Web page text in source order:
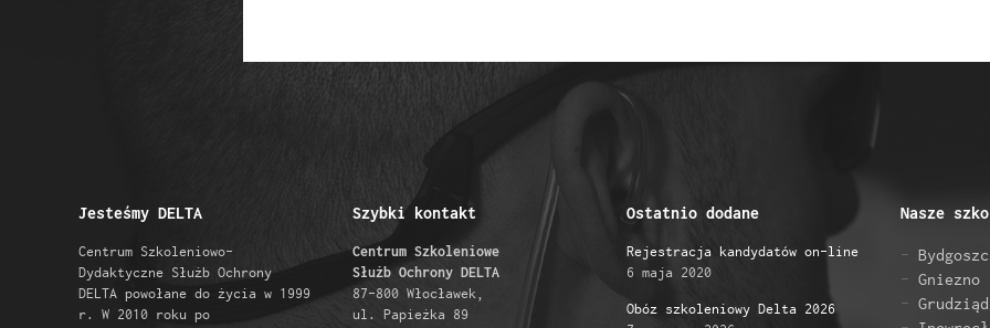
Jesteśmy DELTA
Centrum Szkoleniowo-
Dydaktyczne Służb Ochrony
DELTA powołane do życia w 1999
r. W 2010 roku po
Szybki kontakt
Centrum Szkoleniowe
Służb Ochrony DELTA
87-800 Włocławek,
ul. Papieżka 89
Ostatnio dodane
Rejestracja kandydatów on-line
6 maja 2020
Obóz szkoleniowy Delta 2026
Nasze
Gniezno